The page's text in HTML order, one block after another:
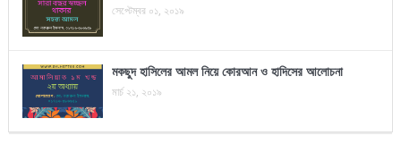
সেপ্টেম্বর ০১, ২০১৯
মকছুদ হাসিলের আমল নিয়ে কোরআন ও হাদিসের আলোচনা
মার্চ ২১, ২০১৯